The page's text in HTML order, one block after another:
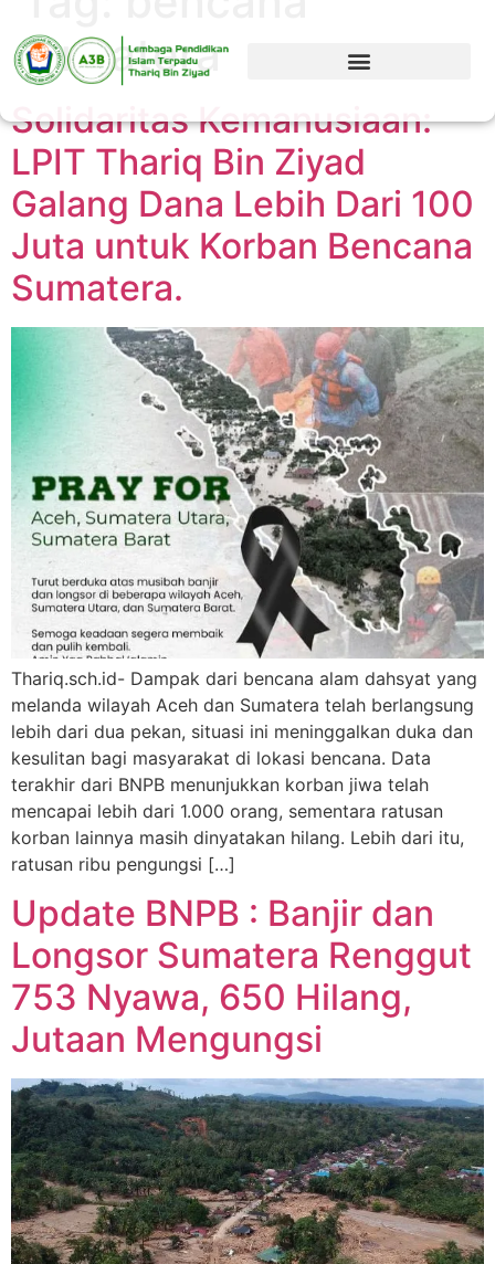
sumatera
Solidaritas Kemanusiaan:
LPIT Thariq Bin Ziyad
Galang Dana Lebih Dari 100
Juta untuk Korban Bencana
Sumatera.
Thariq.sch.id- Dampak dari bencana alam dahsyat yang
melanda wilayah Aceh dan Sumatera telah berlangsung
lebih dari dua pekan, situasi ini meninggalkan duka dan
kesulitan bagi masyarakat di lokasi bencana. Data
terakhir dari BNPB menunjukkan korban jiwa telah
mencapai lebih dari 1.000 orang, sementara ratusan
korban lainnya masih dinyatakan hilang. Lebih dari itu,
ratusan ribu pengungsi […]
Update BNPB : Banjir dan
Longsor Sumatera Renggut
753 Nyawa, 650 Hilang,
Jutaan Mengungsi